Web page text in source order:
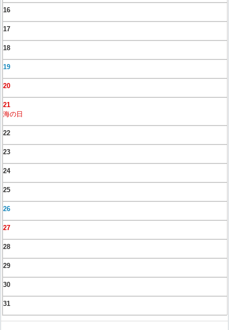
16
17
18
19
20
21
海の日
22
23
24
25
26
27
28
29
30
31